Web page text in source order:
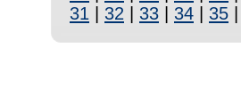
31
32 33 34 35